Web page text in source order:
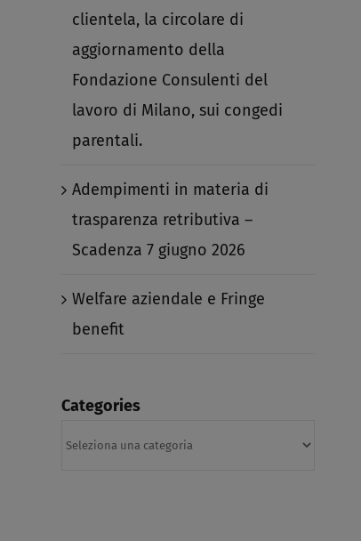
clientela, la circolare di
aggiornamento della
Fondazione Consulenti del
lavoro di Milano, sui congedi
parentali.​
Adempimenti in materia di
trasparenza retributiva –
Scadenza 7 giugno 2026​
Welfare aziendale e Fringe
benefit​
Categories